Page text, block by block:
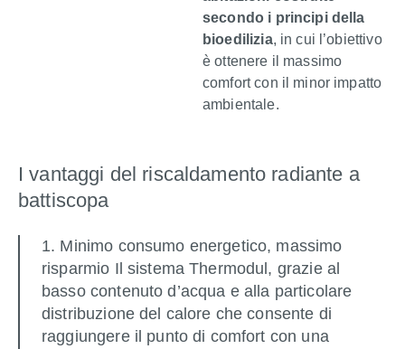
secondo i principi della
bioedilizia, in cui l’obiettivo
è ottenere il massimo
comfort con il minor impatto
ambientale.
I vantaggi del riscaldamento radiante a
battiscopa
1. Minimo consumo energetico, massimo
risparmio Il sistema Thermodul, grazie al
basso contenuto d’acqua e alla particolare
distribuzione del calore che consente di
raggiungere il punto di comfort con una